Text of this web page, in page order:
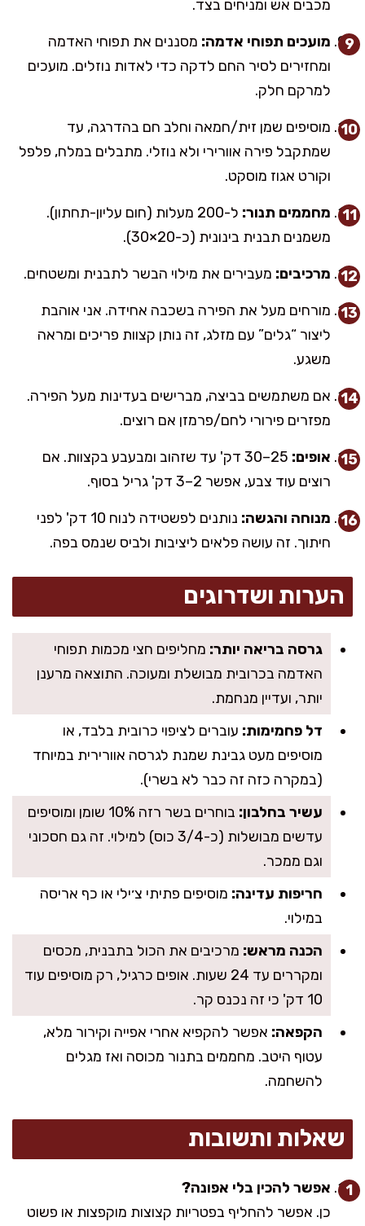
מכבים אש ומניחים בצד.
מועכים תפוחי אדמה: מסננים את תפוחי האדמה
ומחזירים לסיר החם לדקה כדי לאדות נוזלים. מועכים
למרקם חלק.
מוסיפים שמן זית/חמאה וחלב חם בהדרגה, עד
שמתקבל פירה אוורירי ולא נוזלי. מתבלים במלח, פלפל
וקורט אגוז מוסקט.
מחממים תנור:
ל-200 מעלות (חום עליון-תחתון).
משמנים תבנית בינונית (כ-20×30).
מרכיבים: מעבירים את מילוי הבשר לתבנית ומשטחים.
מורחים מעל את הפירה בשכבה אחידה. אני אוהבת
ליצור “גלים” עם מזלג, זה נותן קצוות פריכים ומראה
משגע.
אם משתמשים בביצה, מברישים בעדינות מעל הפירה.
מפזרים פירורי לחם/פרמזן אם רוצים.
אופים:
25–30 דק' עד שזהוב ומבעבע בקצוות. אם
רוצים עוד צבע, אפשר 2–3 דק' גריל בסוף.
מנוחה והגשה:
נותנים לפשטידה לנוח 10 דק' לפני
חיתוך. זה עושה פלאים ליציבות ולביס שנמס בפה.
הערות ושדרוגים
גרסה בריאה יותר: מחליפים חצי מכמות תפוחי
האדמה בכרובית מבושלת ומעוכה. התוצאה מרענן
יותר, ועדיין מנחמת.
דל פחמימות: עוברים לציפוי כרובית בלבד, או
מוסיפים מעט גבינת שמנת לגרסה אוורירית במיוחד
(במקרה כזה זה כבר לא בשרי).
עשיר בחלבון:
בוחרים בשר רזה 10% שומן ומוסיפים
עדשים מבושלות (כ-3/4 כוס) למילוי. זה גם חסכוני
וגם ממכר.
חריפות עדינה: מוסיפים פתיתי צ׳ילי או כף אריסה
במילוי.
הכנה מראש: מרכיבים את הכול בתבנית, מכסים
ומקררים עד 24 שעות. אופים כרגיל, רק מוסיפים עוד
10 דק' כי זה נכנס קר.
הקפאה: אפשר להקפיא אחרי אפייה וקירור מלא,
עטוף היטב. מחממים בתנור מכוסה ואז מגלים
להשחמה.
שאלות ותשובות
אפשר להכין בלי אפונה?
כן. אפשר להחליף בפטריות קצוצות מוקפצות או פשוט